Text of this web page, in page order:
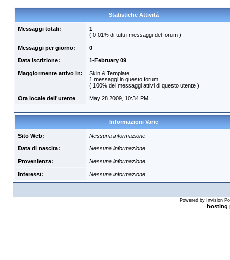
Statistiche Attività
Messaggi totali:
1
( 0.01% di tutti i messaggi del forum )
Messaggi per giorno: 0
Data iscrizione: 1-February 09
Maggiormente attivo in:
Skin & Template
1 messaggi in questo forum
( 100% dei messaggi attivi di questo utente )
Ora locale dell'utente May 28 2009, 10:34 PM
Informazioni Varie
Sito Web: Nessuna informazione
Data di nascita: Nessuna informazione
Provenienza: Nessuna informazione
Interessi: Nessuna informazione
Powered by Invision
hosting